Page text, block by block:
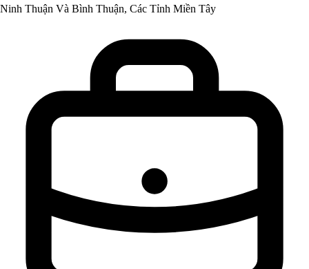
Ninh Thuận Và Bình Thuận, Các Tỉnh Miền Tây